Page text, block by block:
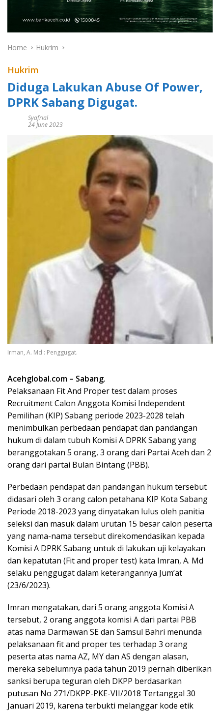
Home Hukrim
Hukrim
Diduga Lakukan Abuse Of Power,
DPRK Sabang Digugat.
Syafrial
24 June 2023
Irman, A. Md : Penggugat.
Acehglobal.com – Sabang.
Pelaksanaan Fit And Proper test dalam proses
Recruitment Calon Anggota Komisi Independent
Pemilihan (KIP) Sabang periode 2023-2028 telah
menimbulkan perbedaan pendapat dan pandangan
hukum di dalam tubuh Komisi A DPRK Sabang yang
beranggotakan 5 orang, 3 orang dari Partai Aceh dan 2
orang dari partai Bulan Bintang (PBB).
Perbedaan pendapat dan pandangan hukum tersebut
didasari oleh 3 orang calon petahana KIP Kota Sabang
Periode 2018-2023 yang dinyatakan lulus oleh panitia
seleksi dan masuk dalam urutan 15 besar calon peserta
yang nama-nama tersebut direkomendasikan kepada
Komisi A DPRK Sabang untuk di lakukan uji kelayakan
dan kepatutan (Fit and proper test) kata Imran, A. Md
selaku penggugat dalam keterangannya Jum’at
(23/6/2023).
Imran mengatakan, dari 5 orang anggota Komisi A
tersebut, 2 orang anggota komisi A dari partai PBB
atas nama Darmawan SE dan Samsul Bahri menunda
pelaksanaan fit and proper tes terhadap 3 orang
peserta atas nama AZ, MY dan AS dengan alasan,
mereka sebelumnya pada tahun 2019 pernah diberikan
sanksi berupa teguran oleh DKPP berdasarkan
putusan No 271/DKPP-PKE-VII/2018 Tertanggal 30
Januari 2019, karena terbukti melanggar kode etik